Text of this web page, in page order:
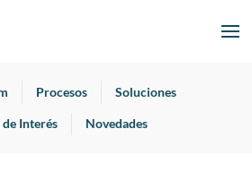
Procesos Soluciones
Interés Novedades